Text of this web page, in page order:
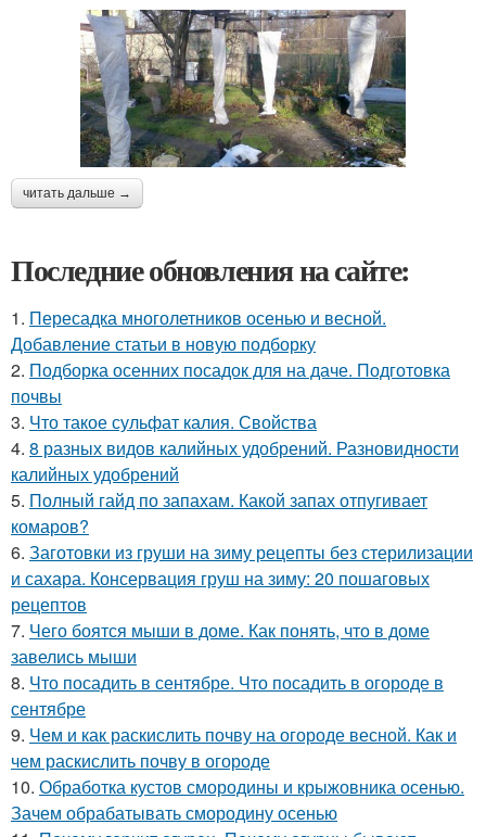
читать дальше →
Последние обновления на сайте:
1. Пересадка многолетников осенью и весной.
Добавление статьи в новую подборку
2. Подборка осенних посадок для на даче. Подготовка
почвы
3. Что такое сульфат калия. Свойства
4. 8 разных видов калийных удобрений. Разновидности
калийных удобрений
5. Полный гайд по запахам. Какой запах отпугивает
комаров?
6. Заготовки из груши на зиму рецепты без стерилизации
и сахара. Консервация груш на зиму: 20 пошаговых
рецептов
7. Чего боятся мыши в доме. Как понять, что в доме
завелись мыши
8. Что посадить в сентябре. Что посадить в огороде в
сентябре
9. Чем и как раскислить почву на огороде весной. Как и
чем раскислить почву в огороде
10. Обработка кустов смородины и крыжовника осенью.
Зачем обрабатывать смородину осенью